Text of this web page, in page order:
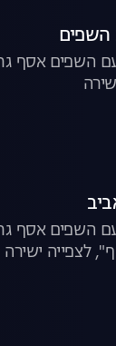
השפים אסף
השפים אסף
לצפייה ישירה